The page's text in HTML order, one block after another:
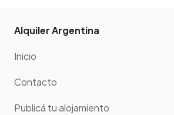
Alquiler Argentina
Inicio
Contacto
Publicá tu alojamiento